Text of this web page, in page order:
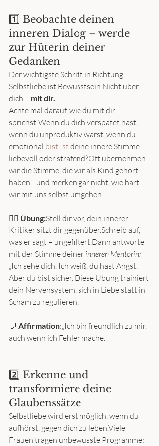
1️⃣ Beobachte deinen
inneren Dialog – werde
zur Hüterin deiner
Gedanken
Der wichtigste Schritt in Richtung
Selbstliebe ist Bewusstsein.Nicht über
dich – mit dir.
Achte mal darauf, wie du mit dir
sprichst:Wenn du dich verspätet hast,
wenn du unproduktiv warst, wenn du
emotional bist.Ist deine innere Stimme
liebevoll oder strafend?Oft übernehmen
wir die Stimme, die wir als Kind gehört
haben –und merken gar nicht, wie hart
wir mit uns selbst umgehen.
🧘‍♀️ Übung:Stell dir vor, dein innerer
Kritiker sitzt dir gegenüber.Schreib auf,
was er sagt – ungefiltert.Dann antworte
mit der Stimme deiner inneren Mentorin:
„Ich sehe dich. Ich weiß, du hast Angst.
Aber du bist sicher.“Diese Übung trainiert
dein Nervensystem, sich in Liebe statt in
Scham zu regulieren.
💬 Affirmation:„Ich bin freundlich zu mir,
auch wenn ich Fehler mache.“
2️⃣ Erkenne und
transformiere deine
Glaubenssätze
Selbstliebe wird erst möglich, wenn du
aufhörst, gegen dich zu leben.Viele
Frauen tragen unbewusste Programme: